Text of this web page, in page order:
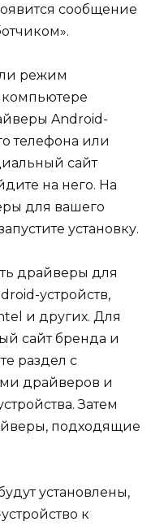
сообщение
режим
компьютере
Android-
телефона или
сайт
на него. На
для вашего
установку.
драйверы для
устройств,
и других. Для
сайт бренда и
раздел с
драйверов и
Затем
подходящие
установлены,
к